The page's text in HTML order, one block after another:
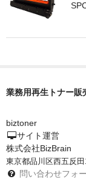
動画で分かる
購入ガイド
トナー再生の流
リサイクルトナ
リサイクルトナ
業務用再生トナー販
biztoner
サイト運営
株式会社BizBrain
東京都品川区西五反田
問い合わせフォ